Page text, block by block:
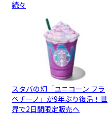
続々
スタバの幻「ユニコーン フラ
ペチーノ」が9年ぶり復活！世
界で2日間限定販売へ